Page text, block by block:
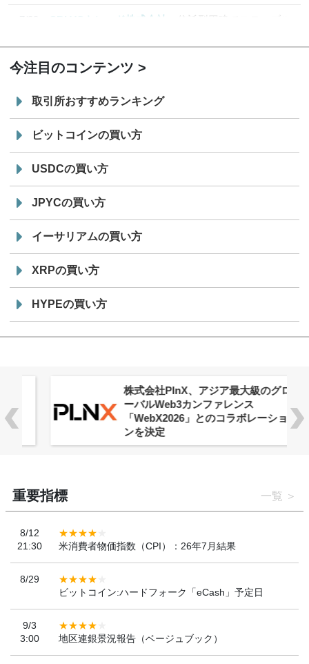
7/29
SBI VCトレード株式会社
信託型円建てステーブル
今注目のコンテンツ
取引所おすすめランキング
ビットコインの買い方
USDCの買い方
JPYCの買い方
イーサリアムの買い方
XRPの買い方
HYPEの買い方
株式会社PlnX、アジア最大級のグロ
ーバルWeb3カンファレンス
「WebX2026」とのコラボレーショ
ンを決定
重要指標 一覧
8/12
21:30
米消費者物価指数（CPI）：26年7月結果
8/29
ビットコイン:ハードフォーク「eCash」予定日
9/3
3:00
地区連銀景況報告（ベージュブック）